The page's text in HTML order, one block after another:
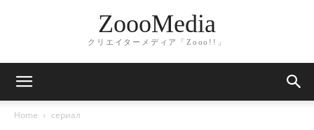
ZoooMedia
クリエイターメディア「Zooo!!」
Home сериал